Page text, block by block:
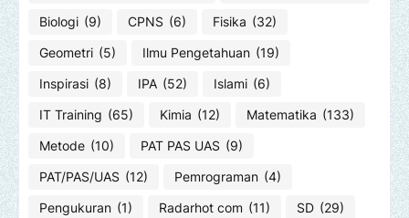
Biologi (9) CPNS (6) Fisika (32)
Geometri (5) Ilmu Pengetahuan (19)
Inspirasi (8) IPA (52) Islami (6)
IT Training (65) Kimia (12) Matematika (133)
Metode (10) PAT PAS UAS (9)
PAT/PAS/UAS (12) Pemrograman (4)
Pengukuran (1) Radarhot com (11) SD (29)